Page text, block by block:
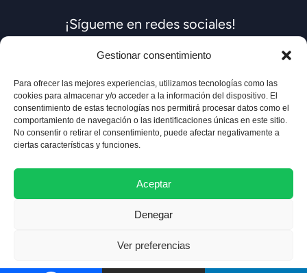
Gestionar consentimiento
Para ofrecer las mejores experiencias, utilizamos tecnologías como las
cookies para almacenar y/o acceder a la información del dispositivo. El
consentimiento de estas tecnologías nos permitirá procesar datos como el
comportamiento de navegación o las identificaciones únicas en este sitio.
No consentir o retirar el consentimiento, puede afectar negativamente a
ciertas características y funciones.
Aceptar
Denegar
Ver preferencias
¡Sígueme en redes sociales!
La escuela
©2025 Felipe García Rey
Aviso legal
Política de privacidad
Política de cookies